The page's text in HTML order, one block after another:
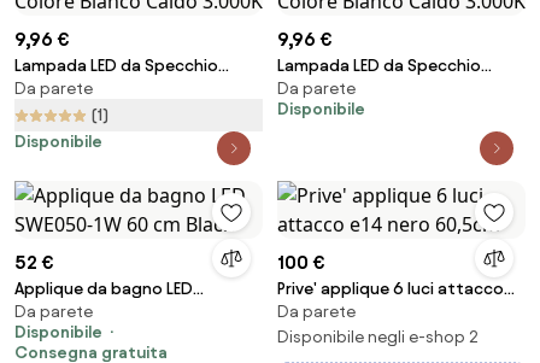
9,96 €
Lampada LED da Specchio
30cm Cromata 4W - Doppia
Installazione Colore Bianco
Caldo 3.000K
Da parete
(1)
Disponibile
9,96 €
Lampada LED da Specchio
30cm Nera 4W - Doppia
Installazione Colore Bianco
Da parete
Disponibile
52 €
Applique da bagno LED
SWE050-1W 60 cm Black
Da parete
Disponibile
Consegna gratuita
100 €
Prive' applique 6 luci attacco
e14 nero 60,5cm
Da parete
Disponibile negli e-shop 2